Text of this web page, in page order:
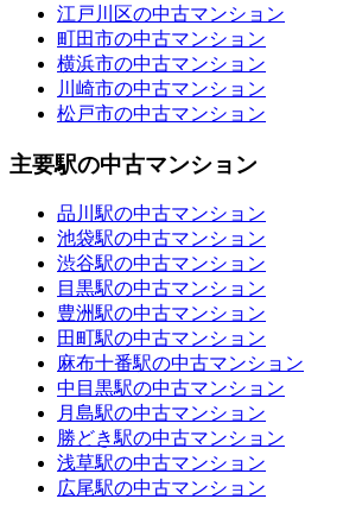
江戸川区の中古マンション
町田市の中古マンション
横浜市の中古マンション
川崎市の中古マンション
松戸市の中古マンション
主要駅の中古マンション
品川駅の中古マンション
池袋駅の中古マンション
渋谷駅の中古マンション
目黒駅の中古マンション
豊洲駅の中古マンション
田町駅の中古マンション
麻布十番駅の中古マンション
中目黒駅の中古マンション
月島駅の中古マンション
勝どき駅の中古マンション
浅草駅の中古マンション
広尾駅の中古マンション